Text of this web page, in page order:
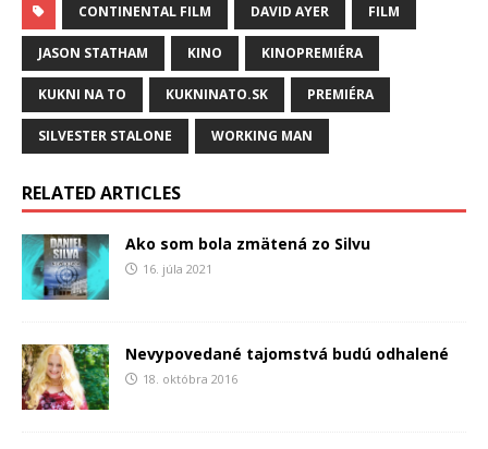
CONTINENTAL FILM DAVID AYER FILM
JASON STATHAM KINO KINOPREMIÉRA
KUKNI NA TO KUKNINATO.SK PREMIÉRA
SILVESTER STALONE WORKING MAN
RELATED ARTICLES
Ako som bola zmätená zo Silvu
16. júla 2021
Nevypovedané tajomstvá budú odhalené
18. októbra 2016